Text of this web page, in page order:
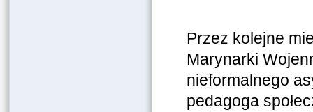
Przez kolejne
Marynarki
nieformalnego
pedagoga